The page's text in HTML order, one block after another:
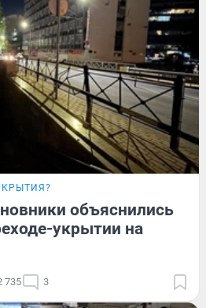
объяснились
укрытии на
735 3